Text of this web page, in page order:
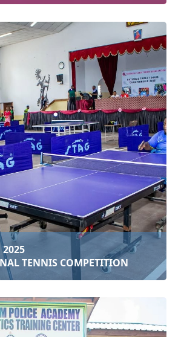
25 Apr, 2025
MAAFISA UTAMADUNI NA MAAF...
Soma zaidi
2025
TENNIS COMPETITION